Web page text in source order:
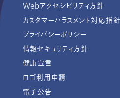
Webアクセシビリティ方針
カスタマーハラスメント対応指針
プライバシーポリシー
情報セキュリティ方針
健康宣言
ロゴ利用申請
電子公告